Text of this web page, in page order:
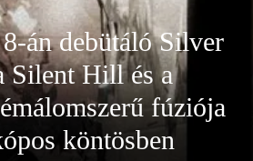
án debütáló Silver
Silent Hill és a
fúziója
köntösben